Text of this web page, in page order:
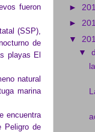
fueron
(SSP),
de
playas El
natural
marina
Peligro de
►
►
▼
▼